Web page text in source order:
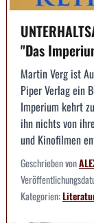
"Das
Martin Verg ist
Piper Verlag ein
Imperium kehrt
ihn nichts von
und Kinofilmen
Geschrieben von
Kategorien: